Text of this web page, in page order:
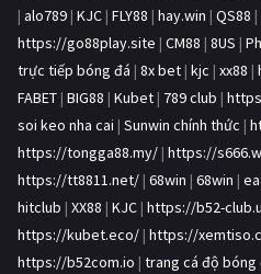
| alo789 | KJC | FLY88 | hay.win | QS88 |
https://go88play.site | CM88 | 8US |
trực tiếp bóng đá | 8x bet | kjc | xx88 |
FABET | BIG88 | Kubet | 789 club |
soi keo nha cai | Sunwin chính thức |
https://tongga88.my/ | https://
https://tt8811.net/ | 68win | 68win |
hitclub | XX88 | KJC | https://b52-
https://kubet.eco/ | https://
https://b52com.io | trang cá độ bóng